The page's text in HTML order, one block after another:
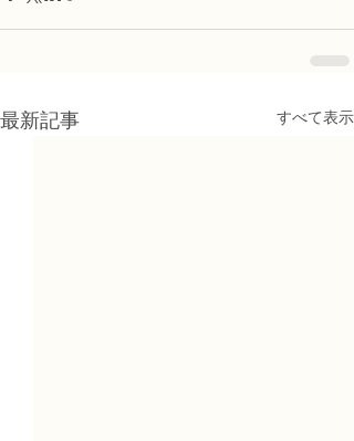
最新記事 すべて表示